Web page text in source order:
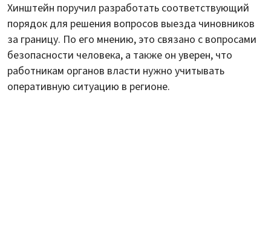
Хинштейн поручил разработать соответствующий
порядок для решения вопросов выезда чиновников
за границу. По его мнению, это связано с вопросами
безопасности человека, а также он уверен, что
работникам органов власти нужно учитывать
оперативную ситуацию в регионе.